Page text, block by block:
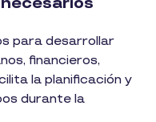
para desarrollar
financieros,
la planificación y
durante la